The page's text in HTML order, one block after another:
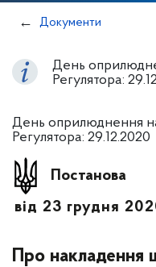
Документи
День
Регулятора:
День оприлюднення
Регулятора: 29.12.2020
Постанова
від 23 грудня
Про